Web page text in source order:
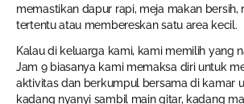
memastikan dapur rapi, meja makan
tertentu atau membereskan satu area kecil.
Kalau di keluarga kami, kami memilih yang
Jam 9 biasanya kami memaksa diri untuk
aktivitas dan berkumpul bersama di kamar
kadang nyanyi sambil main gitar, kadang